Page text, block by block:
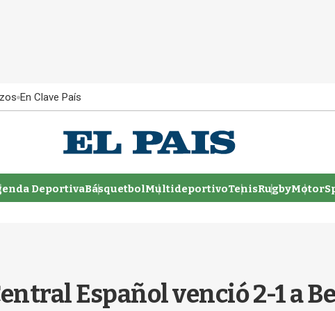
En Clave País
DeportivaBásquetbolMultideportivoTenisRugby
Español venció 2-1 a